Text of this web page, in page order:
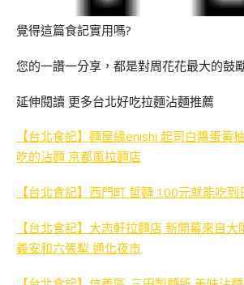
覺得這篇食記實用嗎?
您的一讚一分享，都是對周花花最大的鼓
延伸閱讀 更多台北好吃拉麵沾麵推薦
【台北食記】麵屋緣enishi 起司白醬蛋黃
吃的沾麵 京都風拉麵店
【台北食記】西門町 哲麵 100元就能吃
【台北食記】大志軒拉麵店 新開幕來自
義安和六張犁 通化夜市